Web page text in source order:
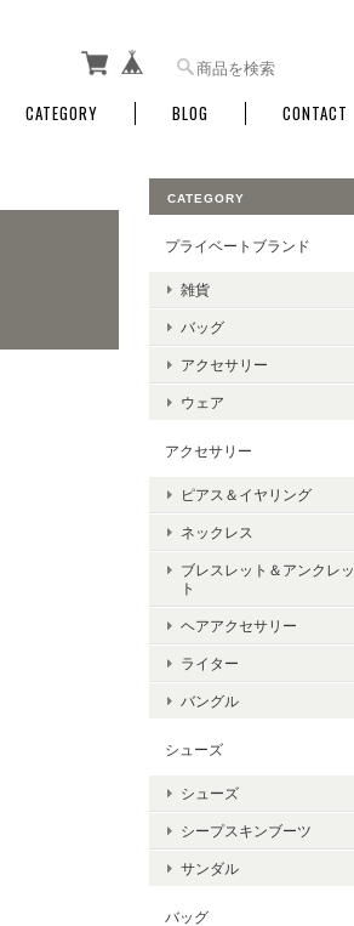
CATEGORY BLOG CONTACT
CATEGORY
プライベートブランド
雑貨
バッグ
アクセサリー
ウェア
アクセサリー
ピアス＆イヤリング
ネックレス
ブレスレット＆アンクレッ
ト
ヘアアクセサリー
ライター
バングル
シューズ
シューズ
シープスキンブーツ
サンダル
バッグ